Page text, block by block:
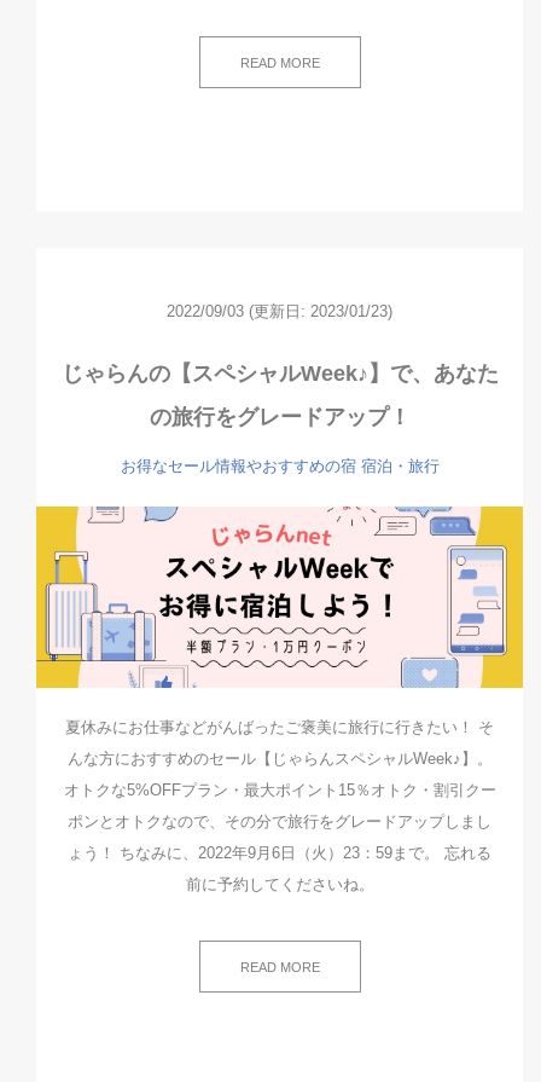
READ MORE
2022/09/03 (更新日: 2023/01/23)
じゃらんの【スペシャルWeek♪】で、あなた
の旅行をグレードアップ！
お得なセール情報やおすすめの宿 宿泊・旅行
夏休みにお仕事などがんばったご褒美に旅行に行きたい！ そ
んな方におすすめのセール【じゃらんスペシャルWeek♪】。
オトクな5%OFFプラン・最大ポイント15％オトク・割引クー
ポンとオトクなので、その分で旅行をグレードアップしまし
ょう！ ちなみに、2022年9月6日（火）23：59まで。 忘れる
前に予約してくださいね。
READ MORE